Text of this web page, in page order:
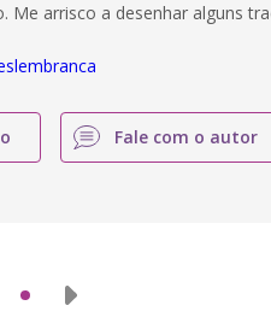
Me arrisco a desenhar alguns
Fale com o autor